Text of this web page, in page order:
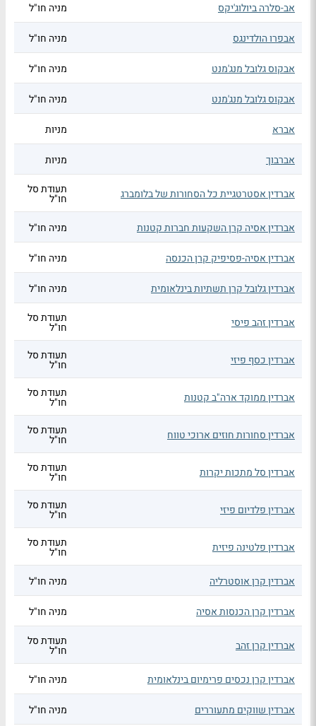
אב-סלרה ביולוג'יקס מניה חו"ל
אבפרו הולדינגס מניה חו"ל
אבקוס גלובל מנג'מנט מניה חו"ל
אבקוס גלובל מנג'מנט מניה חו"ל
אברא מניות
אברבוך מניות
אברדין אסטרטגיית כל הסחורות של בלומברג תעודת סל
חו"ל
אברדין אסיה קרן השקעות חברות קטנות
מניה חו"ל
אברדין אסיה-פסיפיק קרן הכנסה מניה חו"ל
אברדין גלובל קרן תשתיות בינלאומית מניה חו"ל
אברדין זהב פיסי תעודת סל
חו"ל
אברדין כסף פיזי תעודת סל
חו"ל
אברדין ממוקד ארה"ב קטנות תעודת סל
חו"ל
אברדין סחורות חוזים ארוכי טווח תעודת סל
חו"ל
אברדין סל מתכות יקרות תעודת סל
חו"ל
אברדין פלדיום פיזי תעודת סל
חו"ל
אברדין פלטינה פיזית תעודת סל
חו"ל
אברדין קרן אוסטרליה
מניה חו"ל
אברדין קרן הכנסות אסיה מניה חו"ל
אברדין קרן זהב תעודת סל
חו"ל
אברדין קרן נכסים פרימיום בינלאומית
מניה חו"ל
אברדין שווקים מתעוררים מניה חו"ל